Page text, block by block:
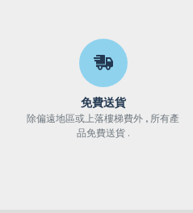
免費送貨
除偏遠地區或上落樓梯費外 , 所有產
品免費送貨 .